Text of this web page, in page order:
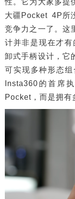
性。它为大家多提
大疆Pocket 4P所
竞争力之一了。这
计并非是现在才
卸式手柄设计，它
可实现多种形态组
Insta360的首席
Pocket，而是拥有